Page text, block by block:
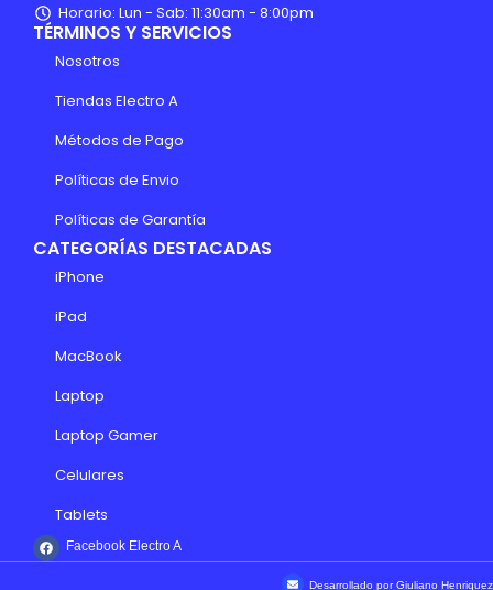
Horario: Lun - Sab: 11:30am - 8:00pm
TÉRMINOS Y SERVICIOS
Nosotros
Tiendas Electro A
Métodos de Pago
Políticas de Envio
Políticas de Garantía
CATEGORÍAS DESTACADAS
iPhone
iPad
MacBook
Laptop
Laptop Gamer
Celulares
Tablets
Facebook Electro A
Desarrollado por Giuliano Henriquez